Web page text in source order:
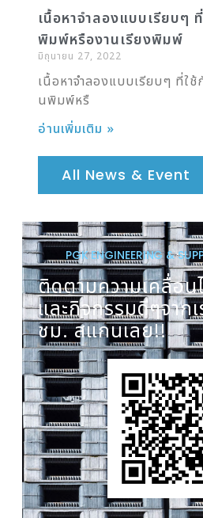
เนื้อหาจำลองแบบเรียบๆ
พิมพ์หรืองานเรียงพิมพ์
มิถุนายน 27, 2022
เนื้อหาจำลองแบบเรียบๆ ที่ใ
นพิมพ์หรื
อ่านเพิ่มเติม »
All News & Event
PGK ENGINEERING &
ติดตามความเคลื่อน
และกิจกรรมดีๆจาก
ชม. สแกนเลย!!